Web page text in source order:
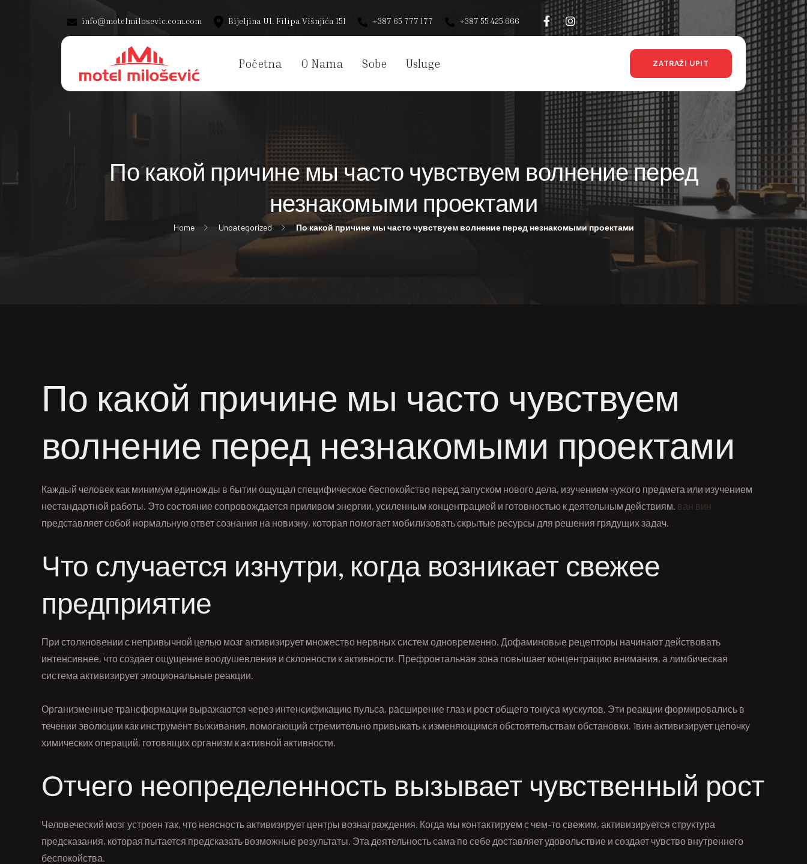
info@motelmilosevic.com.com Bijeljina Ul. Filipa Višnjića 151 +387 65 777 177 +387 55 425 666
Početna O Nama Sobe Usluge ZATRAŽI UPIT
По какой причине мы часто чувствуем волнение перед
незнакомыми проектами
Home Uncategorized По какой причине мы часто чувствуем волнение перед незнакомыми проектами
По какой причине мы часто чувствуем
волнение перед незнакомыми проектами
Каждый человек как минимум единожды в бытии ощущал специфическое беспокойство перед запуском нового дела, изучением чужого предмета или изучением
нестандартной работы. Это состояние сопровождается приливом энергии, усиленным концентрацией и готовностью к деятельным действиям. ван вин
представляет собой нормальную ответ сознания на новизну, которая помогает мобилизовать скрытые ресурсы для решения грядущих задач.
Что случается изнутри, когда возникает свежее
предприятие
При столкновении с непривычной целью мозг активизирует множество нервных систем одновременно. Дофаминовые рецепторы начинают действовать
интенсивнее, что создает ощущение воодушевления и склонности к активности. Префронтальная зона повышает концентрацию внимания, а лимбическая
система активизирует эмоциональные реакции.
Организменные трансформации выражаются через интенсификацию пульса, расширение глаз и рост общего тонуса мускулов. Эти реакции формировались в
течении эволюции как инструмент выживания, помогающий стремительно привыкать к изменяющимся обстоятельствам обстановки. 1вин активизирует цепочку
химических операций, готовящих организм к активной активности.
Отчего неопределенность вызывает чувственный рост
Человеческий мозг устроен так, что неясность активизирует центры вознаграждения. Когда мы контактируем с чем-то свежим, активизируется структура
предсказания, которая пытается предсказать возможные результаты. Эта деятельность сама по себе доставляет удовольствие и создает чувство внутреннего
беспокойства.